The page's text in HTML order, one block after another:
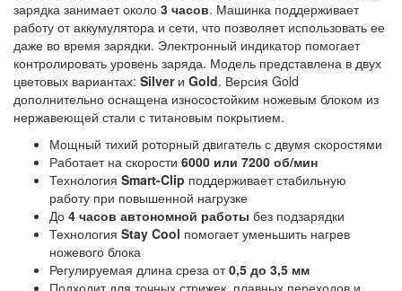
зарядка занимает около 3 часов. Машинка поддерживает
работу от аккумулятора и сети, что позволяет использовать ее
даже во время зарядки. Электронный индикатор помогает
контролировать уровень заряда. Модель представлена в двух
цветовых вариантах: Silverи Gold. Версия Gold
дополнительно оснащена износостойким ножевым блоком из
нержавеющей стали с титановым покрытием.
Мощный тихий роторный двигатель с двумя скоростями
Работает на скорости 6000 или 7200 об/мин
Технология Smart-Clip поддерживает стабильную
работу при повышенной нагрузке
До 4 часов автономной работы без подзарядки
Технология Stay Cool помогает уменьшить нагрев
ножевого блока
Регулируемая длина среза от0,5 до 3,5 мм
Подходит для точных стрижек, плавных переходов и